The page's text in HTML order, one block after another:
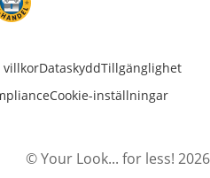
i nytt fönster
villkorDataskyddTillgänglighet
Cookie-inställningar
© Your Look... for less! 2026